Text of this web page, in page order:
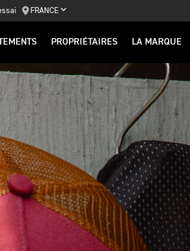
FRANCE
PROPRIÉTAIRES LA MARQUE